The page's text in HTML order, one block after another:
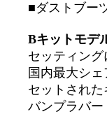
■ダストブー
Bキットモデ
セッティン
国内最大シ
セットされた
バンプラバ